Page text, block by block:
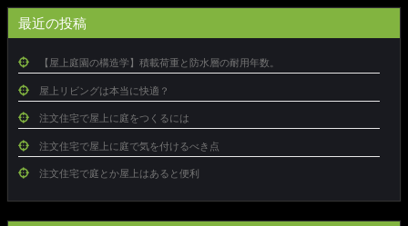
最近の投稿
【屋上庭園の構造学】積載荷重と防水層の耐用年数。
屋上リビングは本当に快適？
注文住宅で屋上に庭をつくるには
注文住宅で屋上に庭で気を付けるべき点
注文住宅で庭とか屋上はあると便利